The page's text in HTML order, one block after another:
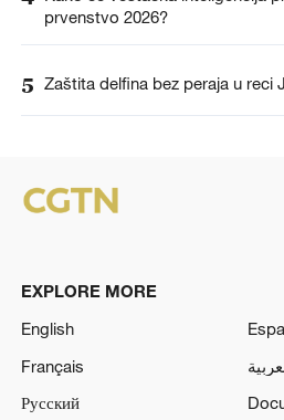
prvenstvo 2026?
5 Zaštita delfina bez peraja u reci
EXPLORE MORE
English
Français
Русский